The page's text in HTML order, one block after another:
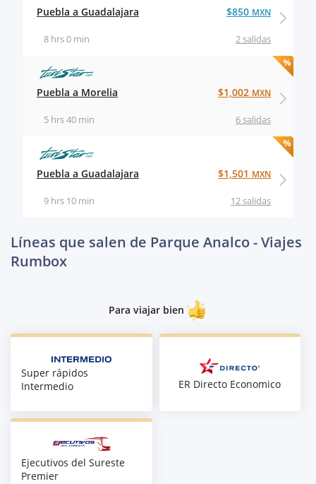
Puebla a Guadalajara
2 salidas
8 hrs 0 min
$850 MXN
Puebla a Morelia
6 salidas
5 hrs 40 min
$1,002 MXN
Puebla a Guadalajara
12 salidas
9 hrs 10 min
$1,501 MXN
Líneas que salen de Parque Analco - Viajes
Rumbox
Para viajar bien
Super rápidos
Intermedio
ER Directo Economico
Ejecutivos del Sureste
Premier